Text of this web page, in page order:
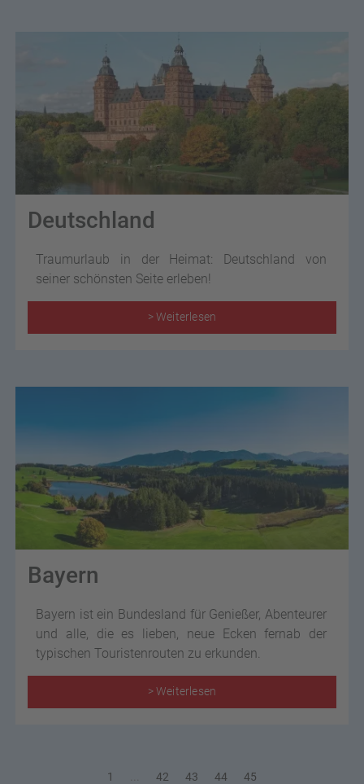
Deutschland
Traumurlaub in der Heimat: Deutschland von
seiner schönsten Seite erleben!
> Weiterlesen
Bayern
Bayern ist ein Bundesland für Genießer, Abenteurer
und alle, die es lieben, neue Ecken fernab der
typischen Touristenrouten zu erkunden.
> Weiterlesen
1 42 43 44 45